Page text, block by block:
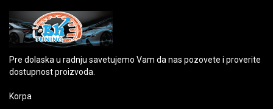
Pre dolaska u radnju savetujemo Vam da nas pozovete i proverite
dostupnost proizvoda.
Korpa